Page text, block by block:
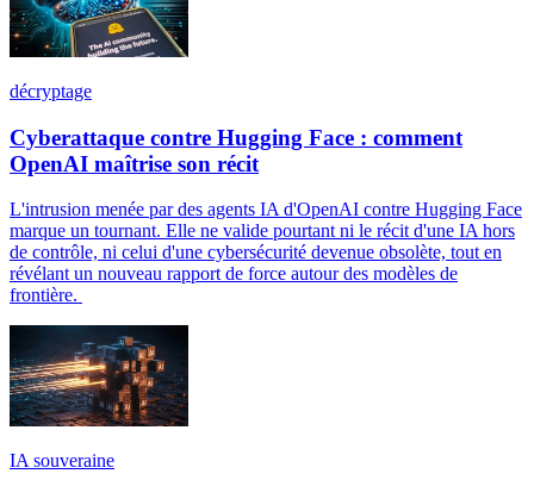
décryptage
Cyberattaque contre Hugging Face : comment
OpenAI maîtrise son récit
L'intrusion menée par des agents IA d'OpenAI contre Hugging Face
marque un tournant. Elle ne valide pourtant ni le récit d'une IA hors
de contrôle, ni celui d'une cybersécurité devenue obsolète, tout en
révélant un nouveau rapport de force autour des modèles de
frontière.
IA souveraine